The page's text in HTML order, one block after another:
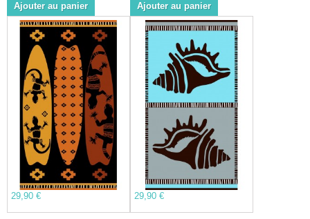
Ajouter au panier
Ajouter au panier
29,90 € 29,90 €